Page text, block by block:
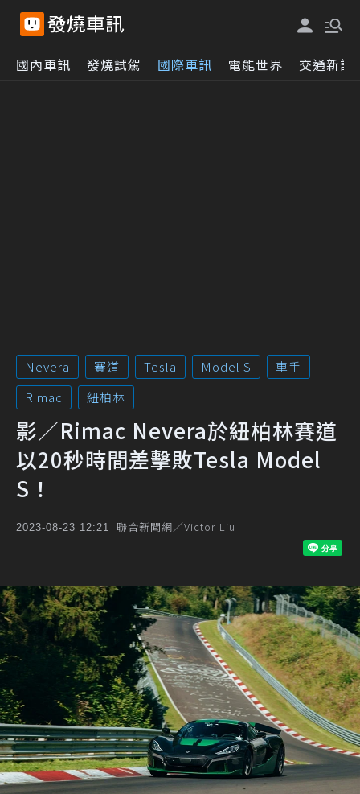
國內車訊 發燒試駕 國際車訊 電能世界 交通新訊
Nevera 賽道 Tesla Model S
車手
Rimac
紐柏林
影／Rimac Nevera於紐柏林賽道
以20秒時間差擊敗Tesla Model
S！
2023-08-23 12:21 聯合新聞網／Victor Liu